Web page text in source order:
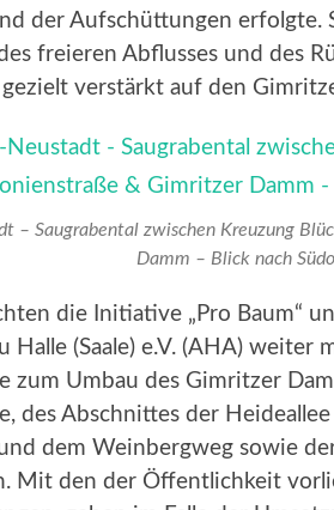
der Aufschüttungen
freieren Abflusses und des
verstärkt auf den
– Saugrabental zwischen Kreuzung
Damm – Blick nach
die Initiative „Pro Baum“
Halle (Saale) e.V. (AHA) weiter
zum Umbau des Gimritzer
des Abschnittes der
dem Weinbergweg sowie
Mit den der Öffentlichkeit